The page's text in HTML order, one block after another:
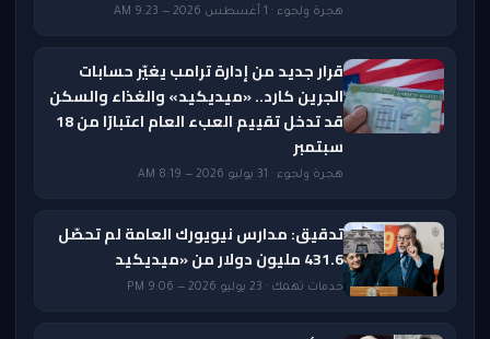
هجرة ولجوء · 1 أغسطس 2026 — 9:23 AM
قرار جديد من إدارة ترامب يغيّر حسابات
الجرين كارد.. «ميديكيد» والغذاء والسكن
قد تدخل تقييم العبء العام اعتبارًا من 18
سبتمبر
هجرة ولجوء · 31 يوليو 2026 — 8:19 AM
تدقيق: مدارس نيويورك العامة لم تحصّل
431.6 مليون دولار من «ميديكيد
خدمات تهمك · 23 يوليو 2026 — 9:06 PM